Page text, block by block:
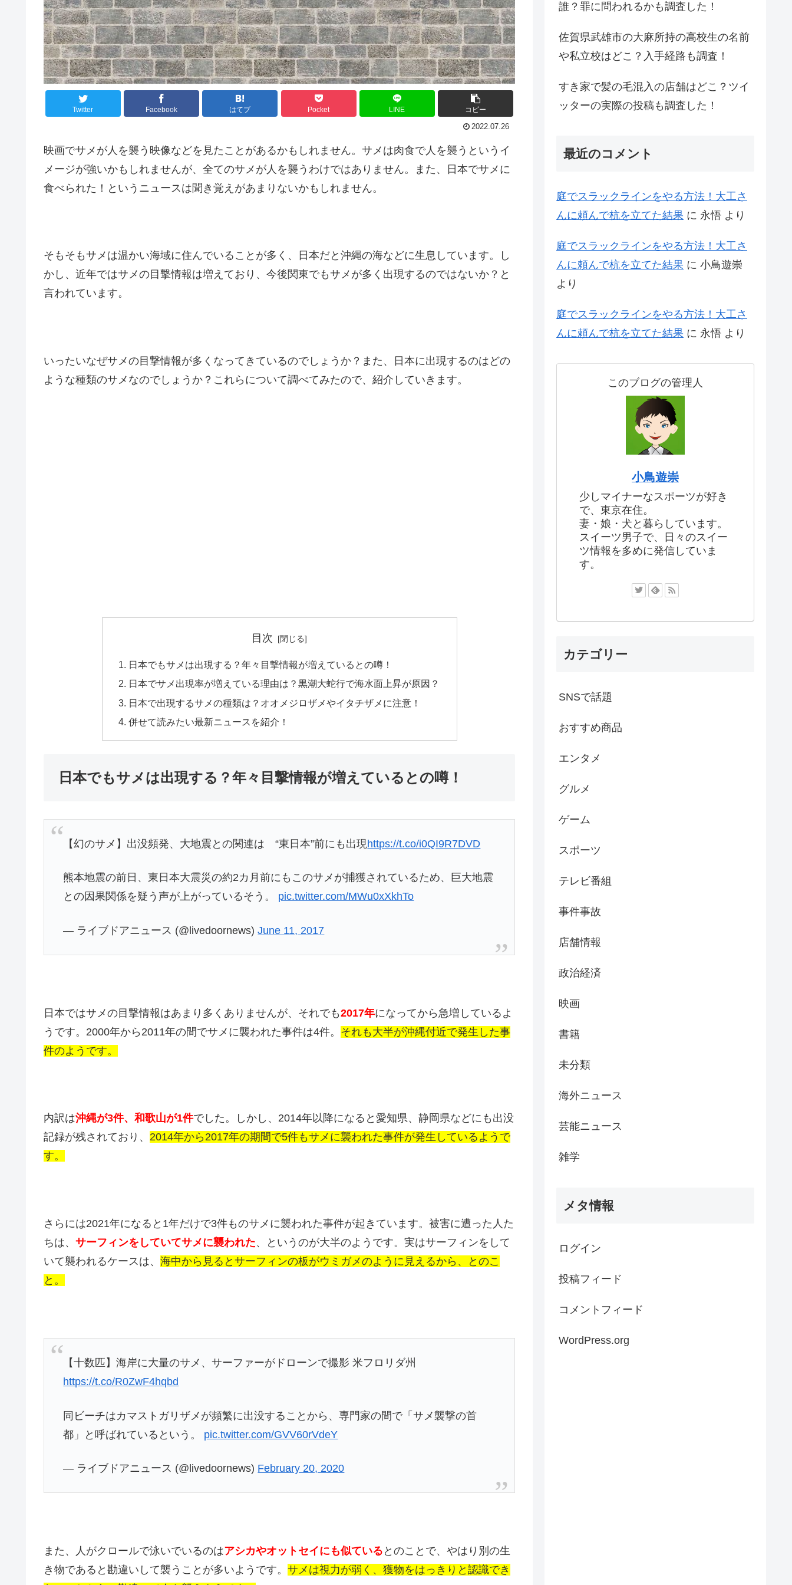
Twitter Facebook はてブ Pocket LINE コピー
2022.07.26
映画でサメが人を襲う映像などを見たことがあるかもしれません。サメは肉食で人を襲うというイ
メージが強いかもしれませんが、全てのサメが人を襲うわけではありません。また、日本でサメに
食べられた！というニュースは聞き覚えがあまりないかもしれません。
そもそもサメは温かい海域に住んでいることが多く、日本だと沖縄の海などに生息しています。し
かし、近年ではサメの目撃情報は増えており、今後関東でもサメが多く出現するのではないか？と
言われています。
いったいなぜサメの目撃情報が多くなってきているのでしょうか？また、日本に出現するのはどの
ような種類のサメなのでしょうか？これらについて調べてみたので、紹介していきます。
目次
日本でもサメは出現する？年々目撃情報が増えているとの噂！
日本でサメ出現率が増えている理由は？黒潮大蛇行で海水面上昇が原因？
日本で出現するサメの種類は？オオメジロザメやイタチザメに注意！
併せて読みたい最新ニュースを紹介！
日本でもサメは出現する？年々目撃情報が増えているとの噂！
【幻のサメ】出没頻発、大地震との関連は “東日本”前にも出現https://t.co/i0QI9R7DVD
熊本地震の前日、東日本大震災の約2カ月前にもこのサメが捕獲されているため、巨大地震
との因果関係を疑う声が上がっているそう。 pic.twitter.com/MWu0xXkhTo
— ライブドアニュース (@livedoornews)June 11, 2017
日本ではサメの目撃情報はあまり多くありませんが、それでも2017年になってから急増しているよ
うです。2000年から2011年の間でサメに襲われた事件は4件。 それも大半が沖縄付近で発生した事
件のようです。
内訳は沖縄が3件、和歌山が1件でした。しかし、2014年以降になると愛知県、静岡県などにも出没
記録が残されており、 2014年から2017年の期間で5件もサメに襲われた事件が発生しているようで
す。
さらには2021年になると1年だけで3件ものサメに襲われた事件が起きています。被害に遭った人た
ちは、 サーフィンをしていてサメに襲われた、というのが大半のようです。実はサーフィンをして
いて襲われるケースは、 海中から見るとサーフィンの板がウミガメのように見えるから、とのこ
と。
【十数匹】海岸に大量のサメ、サーファーがドローンで撮影 米フロリダ州
https://t.co/R0ZwF4hqbd
同ビーチはカマストガリザメが頻繁に出没することから、専門家の間で「サメ襲撃の首
都」と呼ばれているという。 pic.twitter.com/GVV60rVdeY
— ライブドアニュース (@livedoornews) February 20, 2020
また、人がクロールで泳いでいるのはアシカやオットセイにも似ている とのことで、やはり別の生
き物であると勘違いして襲うことが多いようです。 サメは視力が弱く、獲物をはっきりと認識でき
誰？罪に問われるかも調査した！
佐賀県武雄市の大麻所持の高校生の名前
や私立校はどこ？入手経路も調査！
すき家で髪の毛混入の店舗はどこ？ツイ
ッターの実際の投稿も調査した！
最近のコメント
庭でスラックラインをやる方法！大工さ
んに頼んで杭を立てた結果 に 永悟 より
庭でスラックラインをやる方法！大工さ
んに頼んで杭を立てた結果 に 小鳥遊崇
より
庭でスラックラインをやる方法！大工さ
んに頼んで杭を立てた結果 に 永悟 より
このブログの管理人
小鳥遊崇
少しマイナーなスポーツが好き
で、東京在住。
妻・娘・犬と暮らしています。
スイーツ男子で、日々のスイー
ツ情報を多めに発信していま
す。
カテゴリー
SNSで話題
おすすめ商品
エンタメ
グルメ
ゲーム
スポーツ
テレビ番組
事件事故
店舗情報
政治経済
映画
書籍
未分類
海外ニュース
芸能ニュース
雑学
メタ情報
ログイン
投稿フィード
コメントフィード
WordPress.org